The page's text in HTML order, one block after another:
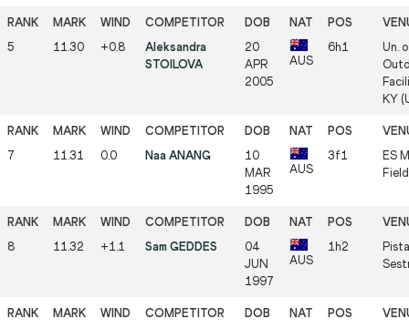
5 11.30 +0.8
Aleksandra
STOILOVA
20
APR
2005
AUS
6h1
Un.
KY
7 11.31 0.0 Naa ANANG
10
MAR
1995
AUS
3f1
ES
8 11.32 +1.1 Sam GEDDES
04
JUN
1997
AUS
1h2